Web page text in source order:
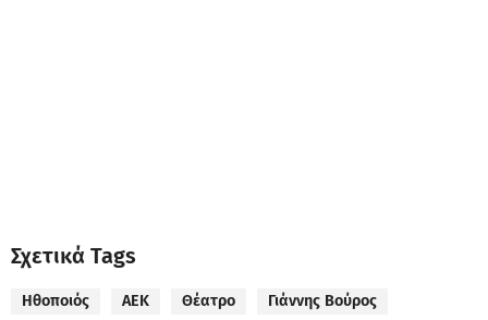
Σχετικά Tags
Ηθοποιός ΑΕΚ Θέατρο Γιάννης Βούρος